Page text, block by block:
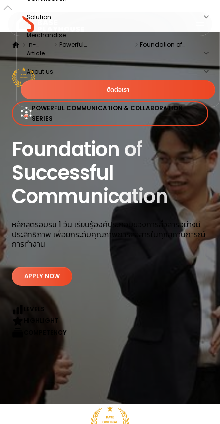
Solution
Merchandise
Article
About us
ติดต่อเรา
In-
House
training
Powerful
Collaboration Series
Foundation of
Communication
POWERFUL COMMUNICATION & COLLABORATION
SERIES
Foundation of
Successful
Communication
หลักสูตรอบรม 1 วัน เรียนรู้องค์ประกอบของการสื่อสารอย่างมี
ประสิทธิภาพ เพื่อยกระดับคุณภาพการสื่อสารในทุกสถานการณ์
การทํางาน
APPLY NOW
LEVELS
HIGHLIGHT
COMPETENCY